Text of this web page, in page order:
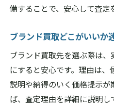
備することで、安心して査定
ブランド買取どこがいいか
ブランド買取先を選ぶ際は
にすると安心です。理由は
説明や納得のいく価格提示
ば、査定理由を詳細に説明